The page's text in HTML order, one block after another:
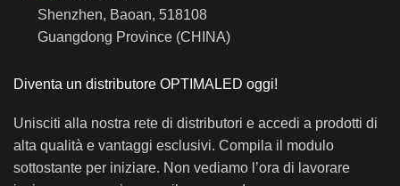
Shenzhen, Baoan, 518108
Guangdong Province (CHINA)
Diventa un distributore OPTIMALED oggi!
Unisciti alla nostra rete di distributori e accedi a prodotti di
alta qualità e vantaggi esclusivi. Compila il modulo
sottostante per iniziare. Non vediamo l’ora di lavorare